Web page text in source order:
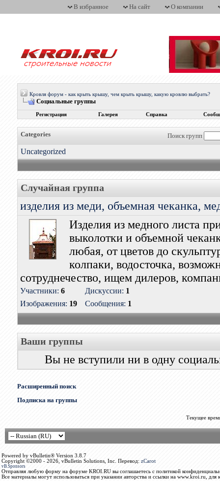
В избранное На сайт О компании
Кровля форум - как крыть крышу, чем крыть крышу, какую кровлю выбрать?
Социальные группы
Регистрация Галерея Справка
Поиск групп
Categories
Uncategorized
Случайная группа
изделия из меди, объемная чеканка,
Изделия из медного листа
выколотки и объемной
любая, от цветов до
колпаки, водосточка,
сотруднечество, ищем дилеров,
Участники: 6
Изображения: 19
Дискуссии: 1
Сообщения: 1
Ваши группы
Вы не вступили ни в одну
Расширенный поиск
Подписка на группы
Текущее
Powered by vBulletin® Version 3.8.7
Copyright ©2000 - 2026, vBulletin Solutions, Inc. Перевод: zCarot
vB.Sponsors
Отправляя любую форму на форуме KROI.RU вы соглашаетесь с политикой
Все материалы могут использоваться при указании авторства и ссылки на www.kroi.ru, для